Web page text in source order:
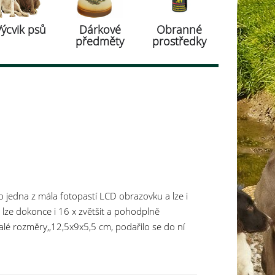
psů Dárkové
předměty
Obranné
prostředky
jedna z mála fotopastí LCD obrazovku a lze i
dokonce i 16 x zvětšit a pohodplně
rozměry,,12,5x9x5,5 cm, podařilo se do ní
je napájení na 8x AA baterie, které